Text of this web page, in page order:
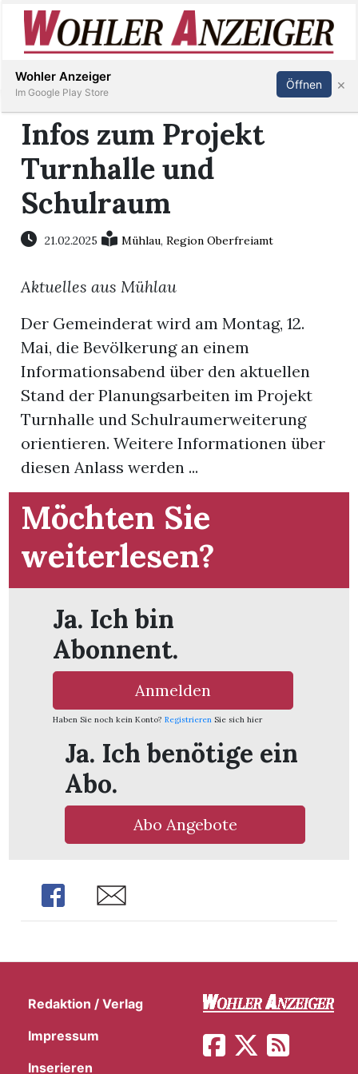
Immobilien
Veranstaltungen
Stellen
E-
Newsletter
App
Inserieren Abonnieren Anmelden
Infos zum Projekt
Turnhalle und
Schulraum
21.02.2025 Mühlau,Region Oberfreiamt
Aktuelles aus Mühlau
Der Gemeinderat wird am Montag, 12.
Mai, die Bevölkerung an einem
Informationsabend über den aktuellen
Stand der Planungsarbeiten im Projekt
Turnhalle und Schulraumerweiterung
orientieren. Weitere Informationen über
diesen Anlass werden ...
Möchten Sie
weiterlesen?
Ja. Ich bin
Abonnent.
Anmelden
Haben Sie noch kein Konto? Registrieren Sie sich hier
Ja. Ich benötige ein
Abo.
Abo Angebote
Share Share
Redaktion / Verlag
Impressum
Inserieren
Wohler Anzeiger
Im Google Play Store
Öffnen ×